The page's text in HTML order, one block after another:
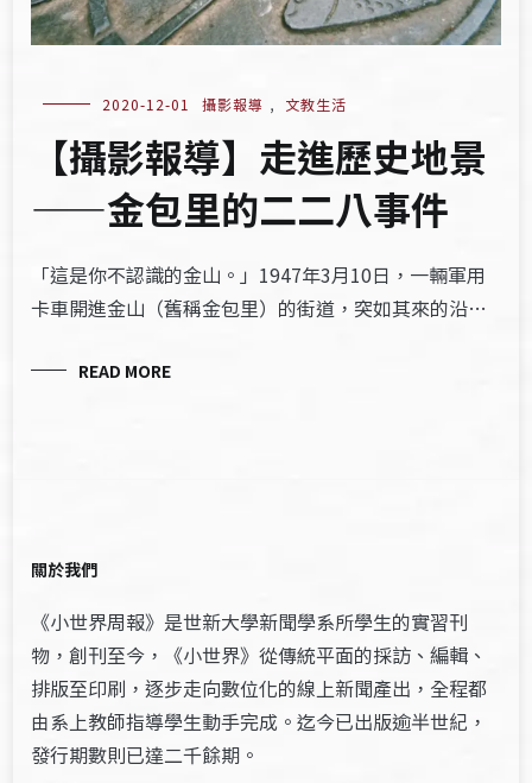
2020-12-01 攝影報導 , 文教生活
【攝影報導】走進歷史地景
——金包里的二二八事件
「這是你不認識的金山。」1947年3月10日，一輛軍用
卡車開進金山（舊稱金包里）的街道，突如其來的沿…
READ MORE
關於我們
《小世界周報》是世新大學新聞學系所學生的實習刊
物，創刊至今，《小世界》從傳統平面的採訪、編輯、
排版至印刷，逐步走向數位化的線上新聞產出，全程都
由系上教師指導學生動手完成。迄今已出版逾半世紀，
發行期數則已達二千餘期。